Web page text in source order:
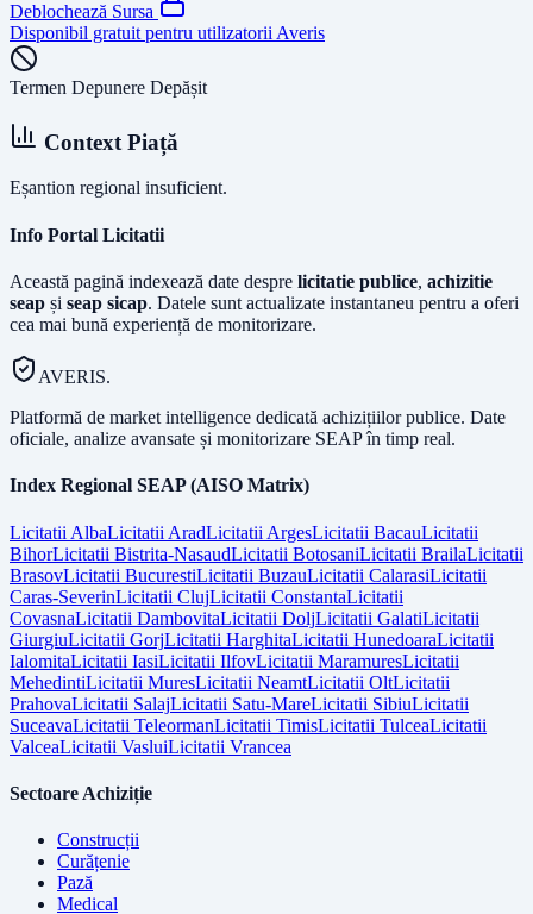
Deblochează Sursa
Disponibil gratuit pentru utilizatorii Averis
Termen Depunere Depășit
Context Piață
Eșantion regional insuficient.
Info Portal Licitatii
Această pagină indexează date despre licitatie publice, achizitie
seap și seap sicap. Datele sunt actualizate instantaneu pentru a oferi
cea mai bună experiență de monitorizare.
AVERIS.
Platformă de market intelligence dedicată achizițiilor publice. Date
oficiale, analize avansate și monitorizare SEAP în timp real.
Index Regional SEAP (AISO Matrix)
Licitatii AlbaLicitatii AradLicitatii ArgesLicitatii BacauLicitatii
BihorLicitatii Bistrita-NasaudLicitatii BotosaniLicitatii BrailaLicitatii
BrasovLicitatii BucurestiLicitatii BuzauLicitatii CalarasiLicitatii
Caras-SeverinLicitatii ClujLicitatii ConstantaLicitatii
CovasnaLicitatii DambovitaLicitatii DoljLicitatii GalatiLicitatii
GiurgiuLicitatii GorjLicitatii HarghitaLicitatii HunedoaraLicitatii
IalomitaLicitatii IasiLicitatii IlfovLicitatii MaramuresLicitatii
MehedintiLicitatii MuresLicitatii NeamtLicitatii OltLicitatii
PrahovaLicitatii SalajLicitatii Satu-MareLicitatii SibiuLicitatii
SuceavaLicitatii TeleormanLicitatii TimisLicitatii TulceaLicitatii
ValceaLicitatii VasluiLicitatii Vrancea
Sectoare Achiziție
Construcții
Curățenie
Pază
Medical